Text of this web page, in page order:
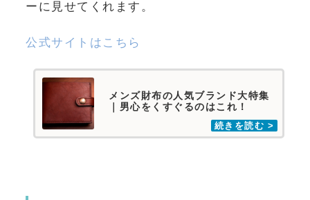
ーに見せてくれます。
公式サイトはこちら
メンズ財布の人気ブランド大特集
｜男心をくすぐるのはこれ！